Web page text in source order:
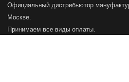
Официальный дистрибьютор
Москве.
Принимаем все виды оплаты.